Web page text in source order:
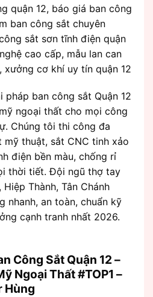
quận 12, báo giá ban công
ban công sắt chuyên
sắt sơn tĩnh điện quận
cao cấp, mẫu lan can
xưởng cơ khí uy tín quận 12
pháp ban công sắt Quận 12
ngoại thất cho mọi công
Chúng tôi thi công đa
mỹ thuật, sắt CNC tinh xảo
điện bền màu, chống rỉ
thời tiết. Đội ngũ thợ tay
Thành, Tân Chánh
nhanh, an toàn, chuẩn kỹ
cạnh tranh nhất 2026.
Công Sắt Quận 12 –
Ngoại Thất #TOP1 –
Hùng